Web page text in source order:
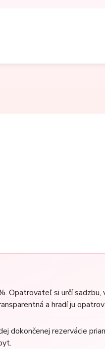
Opatrovateľ si určí
a hradí ju
dokončenej rezervácie